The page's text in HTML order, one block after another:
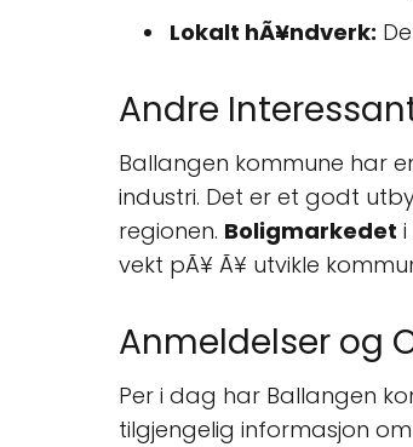
Lokalt hÃ¥ndverk:
Andre
Ballangen kommune har
industri. Det er et godt
regionen. Boligmarkedet i
vekt pÃ¥ Ã¥ utvikle
Anmeldelser og
Per i dag har Ballangen
tilgjengelig informasjon